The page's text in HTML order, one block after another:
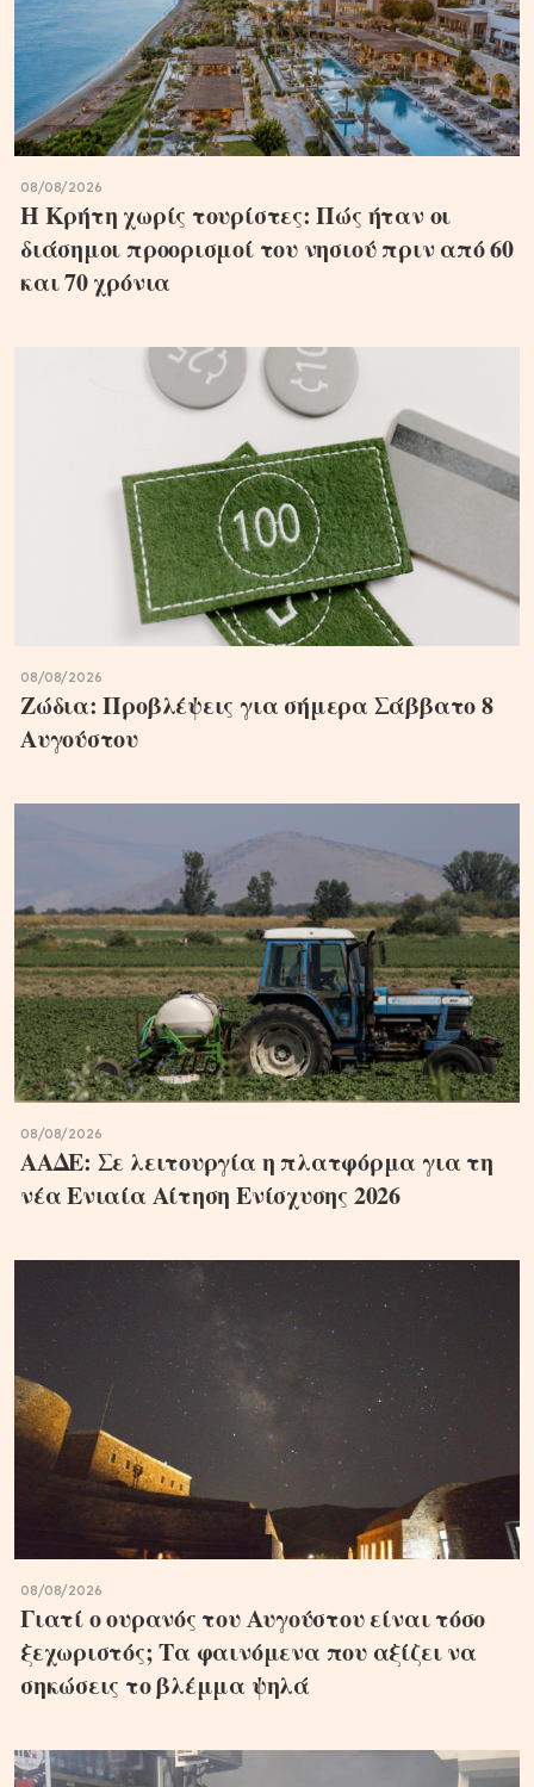
08/08/2026
Η Κρήτη χωρίς τουρίστες: Πώς ήταν οι
διάσημοι προορισμοί του νησιού πριν από 60
και 70 χρόνια
08/08/2026
Ζώδια: Προβλέψεις για σήμερα Σάββατο 8
Αυγούστου
08/08/2026
ΑΑΔΕ: Σε λειτουργία η πλατφόρμα για τη
νέα Ενιαία Αίτηση Ενίσχυσης 2026
08/08/2026
Γιατί ο ουρανός του Αυγούστου είναι τόσο
ξεχωριστός; Τα φαινόμενα που αξίζει να
σηκώσεις το βλέμμα ψηλά